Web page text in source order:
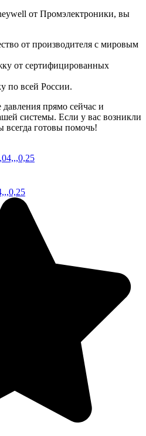
от Промэлектроники, вы
от производителя с мировым
от сертифицированных
по всей России.
прямо сейчас и
системы. Если у вас возникли
готовы помочь!